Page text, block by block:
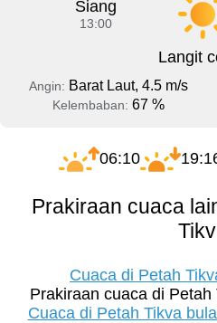
Siang
13:00
Langit
Angin: Barat Laut, 4.5 m/s
Kelembaban: 67 %
06:10
Prakiraan cuaca
Cuaca di Petah
Prakiraan cuaca di
Cuaca di Petah Tikva